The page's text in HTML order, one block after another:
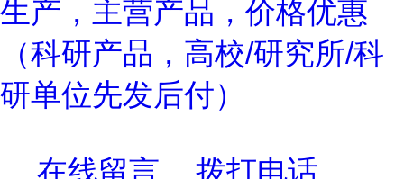
生产，主营产品，价格优惠
（科研产品，高校/研究所/科
研单位先发后付）
在线留言 拨打电话